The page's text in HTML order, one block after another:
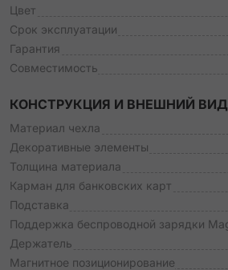
Цвет
Срок эксплуатации
Гарантия
Совместимость
КОНСТРУКЦИЯ И ВНЕШНИЙ ВИД
Материал чехла
Декоративные элементы
Толщина материала
Карман для банковских карт
Подставка
Поддержка беспроводной зарядки
Держатель
Магнитное позиционирование